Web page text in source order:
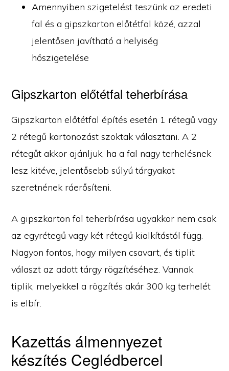
Amennyiben szigetelést teszünk az eredeti
fal és a gipszkarton előtétfal közé, azzal
jelentősen javítható a helyiség
hőszigetelése
Gipszkarton előtétfal teherbírása
Gipszkarton előtétfal építés esetén 1 rétegű vagy
2 rétegű kartonozást szoktak választani. A 2
rétegűt akkor ajánljuk, ha a fal nagy terhelésnek
lesz kitéve, jelentősebb súlyú tárgyakat
szeretnének ráerősíteni.
A gipszkarton fal teherbírása ugyakkor nem csak
az egyrétegű vagy két rétegű kialkítástól függ.
Nagyon fontos, hogy milyen csavart, és tiplit
választ az adott tárgy rögzítéséhez. Vannak
tiplik, melyekkel a rögzítés akár 300 kg terhelét
is elbír.
Kazettás álmennyezet
készítés Ceglédbercel